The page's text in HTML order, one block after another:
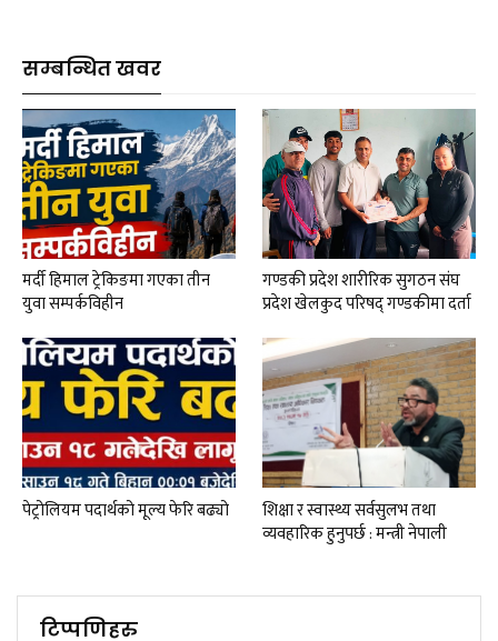
सम्बन्धित खवर
मर्दी हिमाल ट्रेकिङमा गएका तीन
युवा सम्पर्कविहीन
गण्डकी प्रदेश शारीरिक सुगठन संघ
प्रदेश खेलकुद परिषद् गण्डकीमा दर्ता
पेट्रोलियम पदार्थको मूल्य फेरि बढ्यो
शिक्षा र स्वास्थ्य सर्वसुलभ तथा
व्यवहारिक हुनुपर्छ : मन्त्री नेपाली
टिप्पणिहरु